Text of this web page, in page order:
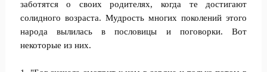
заботятся о своих родителях, когда те достигают
солидного возраста. Мудрость многих поколений этого
народа вылилась в пословицы и поговорки. Вот
некоторые из них.